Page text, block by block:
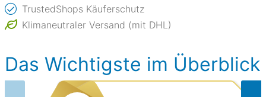
TrustedShops Käuferschutz
Klimaneutraler Versand (mit DHL)
Das Wichtigste im Überblick